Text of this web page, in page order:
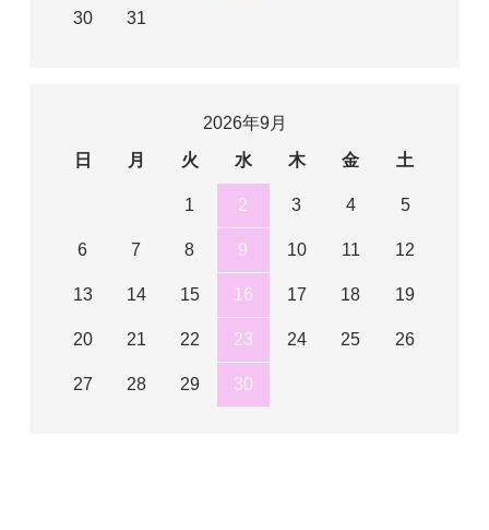
30 31
2026年9月
日
月 火 水 木 金 土
1 2 3 4 5
6 7 8 9 10 11 12
13 14 15 16 17 18 19
20 21 22 23 24 25 26
27 28 29 30